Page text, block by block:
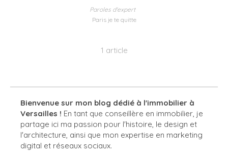
Paroles d'expert
Paris je te quitte
1 article
Bienvenue sur mon blog dédié à l'immobilier à
Versailles ! En tant que conseillère en immobilier, je
partage ici ma passion pour l'histoire, le design et
l'architecture, ainsi que mon expertise en marketing
digital et réseaux sociaux.